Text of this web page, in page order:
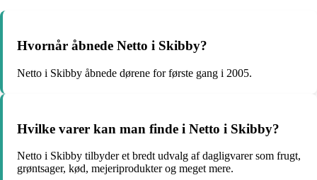
Hvornår åbnede Netto i Skibby?
Netto i Skibby åbnede dørene for første gang i 2005.
Hvilke varer kan man finde i Netto i Skibby?
Netto i Skibby tilbyder et bredt udvalg af dagligvarer som frugt,
grøntsager, kød, mejeriprodukter og meget mere.